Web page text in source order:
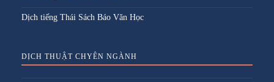
Dịch tiếng Thái Sách Báo Văn Học
DỊCH THUẬT CHYÊN NGÀNH